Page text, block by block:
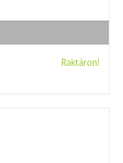
Raktáron!